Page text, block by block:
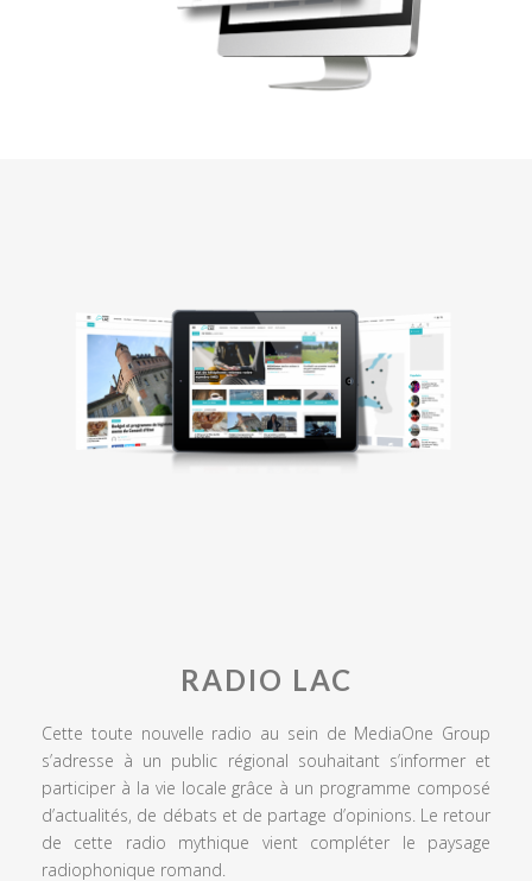
RADIO LAC
Cette toute nouvelle radio au sein de MediaOne Group
s’adresse à un public régional souhaitant s’informer et
participer à la vie locale grâce à un programme composé
d’actualités, de débats et de partage d’opinions. Le retour
de cette radio mythique vient compléter le paysage
radiophonique romand.